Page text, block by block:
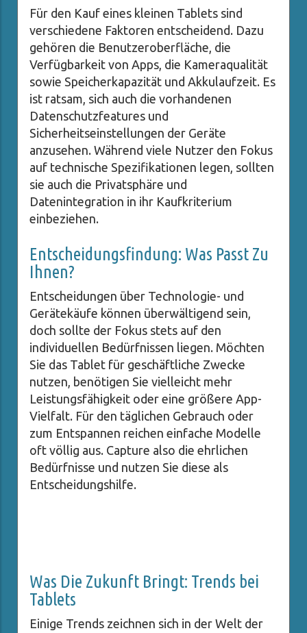
Für den Kauf eines kleinen Tablets sind
verschiedene Faktoren entscheidend. Dazu
gehören die Benutzeroberfläche, die
Verfügbarkeit von Apps, die Kameraqualität
sowie Speicherkapazität und Akkulaufzeit. Es
ist ratsam, sich auch die vorhandenen
Datenschutzfeatures und
Sicherheitseinstellungen der Geräte
anzusehen. Während viele Nutzer den Fokus
auf technische Spezifikationen legen, sollten
sie auch die Privatsphäre und
Datenintegration in ihr Kaufkriterium
einbeziehen.
Entscheidungsfindung: Was Passt Zu
Ihnen?
Entscheidungen über Technologie- und
Gerätekäufe können überwältigend sein,
doch sollte der Fokus stets auf den
individuellen Bedürfnissen liegen. Möchten
Sie das Tablet für geschäftliche Zwecke
nutzen, benötigen Sie vielleicht mehr
Leistungsfähigkeit oder eine größere App-
Vielfalt. Für den täglichen Gebrauch oder
zum Entspannen reichen einfache Modelle
oft völlig aus. Capture also die ehrlichen
Bedürfnisse und nutzen Sie diese als
Entscheidungshilfe.
Was Die Zukunft Bringt: Trends bei
Tablets
Einige Trends zeichnen sich in der Welt der